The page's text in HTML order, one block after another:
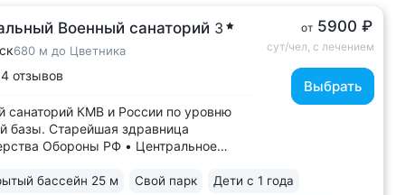
Военный санаторий 3
680 м до Цветника
отзывов
санаторий КМВ и России по уровню
базы. Старейшая здравница
Обороны РФ • Центральное
В 5–8 минутах: верхний парк —
от 5900 ₽
сут/чел, с лечением
Выбрать
бассейн 25 м Свой парк Дети с 1 года